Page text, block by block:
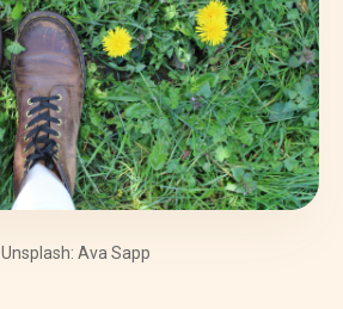
Unsplash: Ava Sapp